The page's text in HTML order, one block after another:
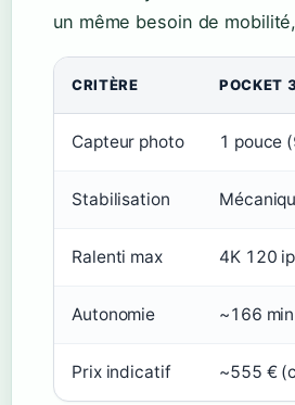
un même besoin de
CRITÈRE POCKET
Capteur photo 1 pouce
Stabilisation
Ralenti max 4K 120
Autonomie ~166 min
Prix indicatif ~555 €